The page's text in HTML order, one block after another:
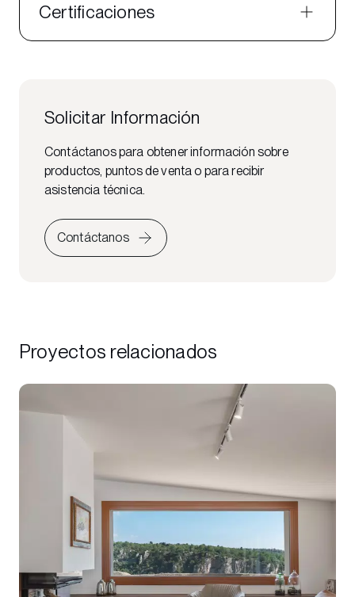
Certificaciones
Solicitar Información
Contáctanos para obtener información sobre
productos, puntos de venta o para recibir
asistencia técnica.
Contáctanos
Proyectos relacionados